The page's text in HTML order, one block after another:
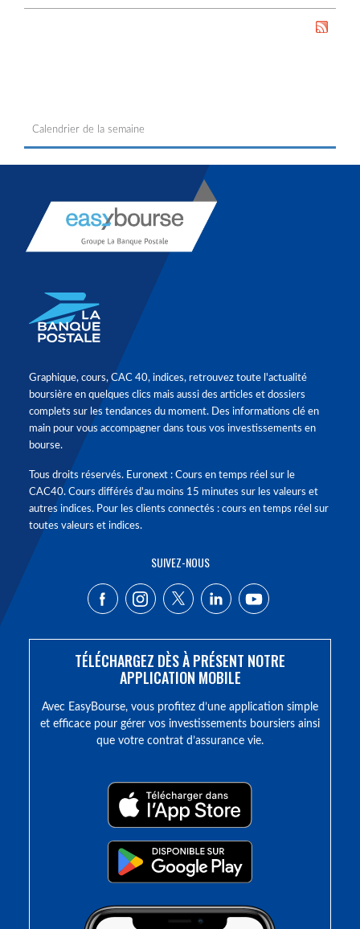
Calendrier de la semaine
Graphique, cours, CAC 40, indices, retrouvez toute l'actualité
boursière en quelques clics mais aussi des articles et dossiers
complets sur les tendances du moment. Des informations clé en
main pour vous accompagner dans tous vos investissements en
bourse.
Tous droits réservés. Euronext : Cours en temps réel sur le
CAC40. Cours différés d'au moins 15 minutes sur les valeurs et
autres indices. Pour les clients connectés : cours en temps réel sur
toutes valeurs et indices.
SUIVEZ-NOUS
TÉLÉCHARGEZ DÈS À PRÉSENT NOTRE
APPLICATION MOBILE
Avec EasyBourse, vous profitez d’une application simple
et efficace pour gérer vos investissements boursiers ainsi
que votre contrat d’assurance vie.